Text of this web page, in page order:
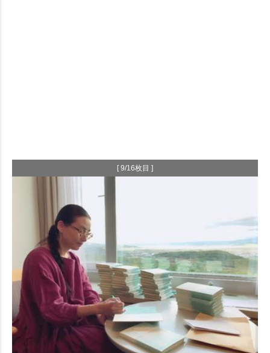
[ 9/16枚目 ]